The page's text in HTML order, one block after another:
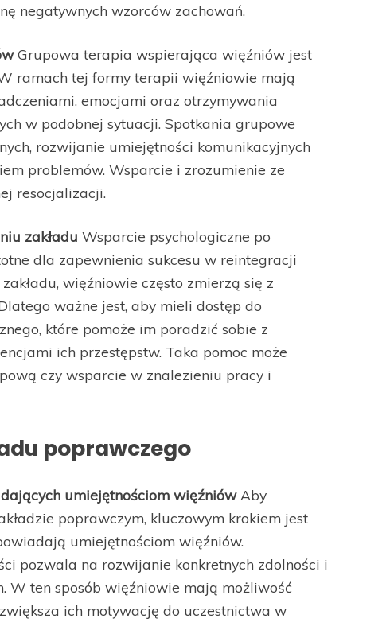
negatywnych wzorców zachowań.
Grupowa terapia wspierająca więźniów jest
ramach tej formy terapii więźniowie mają
emocjami oraz otrzymywania
w podobnej sytuacji. Spotkania grupowe
rozwijanie umiejętności komunikacyjnych
problemów. Wsparcie i zrozumienie ze
resocjalizacji.
zakładu Wsparcie psychologiczne po
dla zapewnienia sukcesu w reintegracji
więźniowie często zmierzą się z
ważne jest, aby mieli dostęp do
które pomoże im poradzić sobie z
ich przestępstw. Taka pomoc może
czy wsparcie w znalezieniu pracy i
poprawczego
umiejętnościom więźniówAby
poprawczym, kluczowym krokiem jest
umiejętnościom więźniów.
pozwala na rozwijanie konkretnych zdolności i
W ten sposób więźniowie mają możliwość
ich motywację do uczestnictwa w